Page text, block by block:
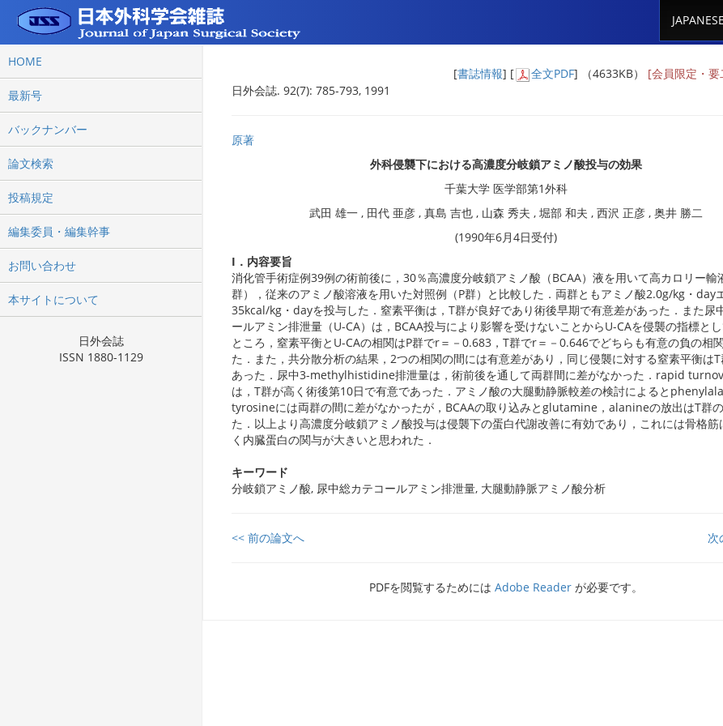
JAPANESE
HOME
最新号
バックナンバー
論文検索
投稿規定
編集委員・編集幹事
お問い合わせ
本サイトについて
日外会誌
ISSN 1880-1129
[書誌情報] [ 全文PDF] （4633KB） [会員限定・
日外会誌. 92(7): 785-793, 1991
原著
外科侵襲下における高濃度分岐鎖アミノ酸投与の効果
千葉大学 医学部第1外科
武田 雄一 , 田代 亜彦 , 真島 吉也 , 山森 秀夫 , 堀部 和夫 , 西沢 正彦 , 奥井 勝二
(1990年6月4日受付)
I．内容要旨
消化管手術症例39例の術前後に，30％高濃度分岐鎖アミノ酸（BCAA）液を用いて高カロリー輸
群），従来のアミノ酸溶液を用いた対照例（P群）と比較した．両群ともアミノ酸2.0g/kg・day
35kcal/kg・dayを投与した．窒素平衡は，T群が良好であり術後早期で有意差があった．また尿
ールアミン排泄量（U-CA）は，BCAA投与により影響を受けないことからU-CAを侵襲の指標と
ところ，窒素平衡とU-CAの相関はP群でr＝－0.683，T群でr＝－0.646でどちらも有意の負の相
た．また，共分散分析の結果，2つの相関の間には有意差があり，同じ侵襲に対する窒素平衡は
あった．尿中3-methylhistidine排泄量は，術前後を通して両群間に差がなかった．rapid
は，T群が高く術後第10日で有意であった．アミノ酸の大腿動静脈較差の検討によると
tyrosineには両群の間に差がなかったが，BCAAの取り込みとglutamine，alanineの放出はT群
た．以上より高濃度分岐鎖アミノ酸投与は侵襲下の蛋白代謝改善に有効であり，これには骨格筋
く内臓蛋白の関与が大きいと思われた．
キーワード
分岐鎖アミノ酸, 尿中総カテコールアミン排泄量, 大腿動静脈アミノ酸分析
<< 前の論文へ 次
PDFを閲覧するためには Adobe Reader が必要です。